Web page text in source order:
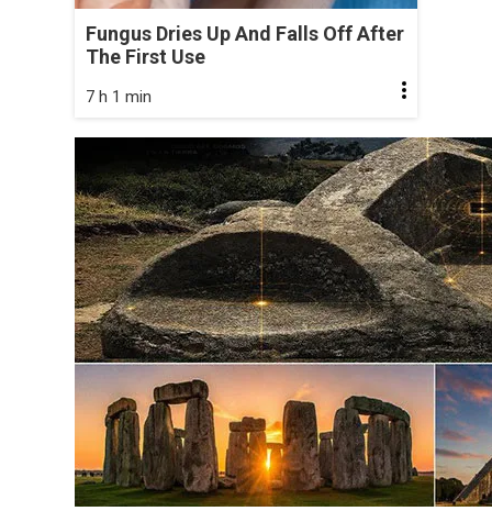
Fungus Dries Up And Falls Off After
The First Use
7 h 1 min